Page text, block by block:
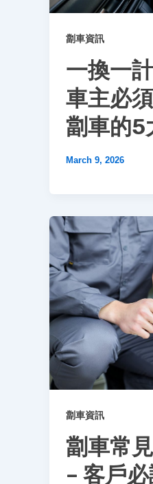
劏車資訊
一換一
車主必
劏車的5
March 9, 2026
劏車資訊
劏車常
– 客戶